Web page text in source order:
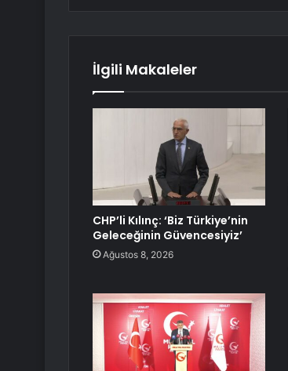
İlgili Makaleler
CHP’li Kılınç: ‘Biz Türkiye’nin
Geleceğinin Güvencesiyiz’
Ağustos 8, 2026